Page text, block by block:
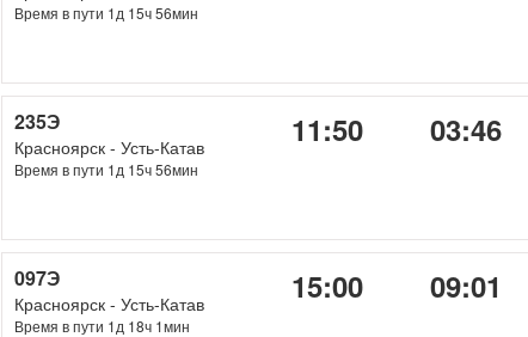
Время в пути 1д 15ч 56мин
235Э
Красноярск - Усть-Катав
Время в пути 1д 15ч 56мин
11:50 03:46
097Э
Красноярск - Усть-Катав
Время в пути 1д 18ч 1мин
15:00 09:01